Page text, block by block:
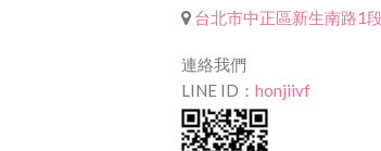
台北市中正區新生南路1
連絡我們
LINE ID： honjiivf